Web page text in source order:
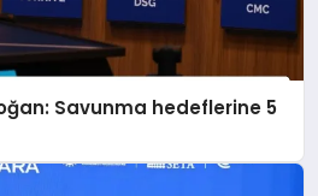
Savunma hedeflerine 5